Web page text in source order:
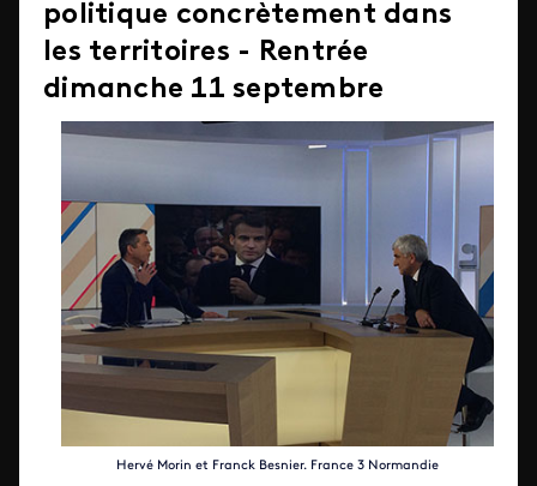
politique concrètement dans
les territoires - Rentrée
dimanche 11 septembre
Hervé Morin et Franck Besnier. France 3 Normandie